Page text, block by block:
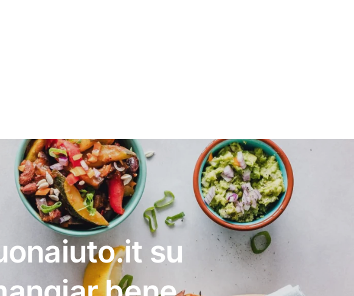
su